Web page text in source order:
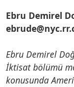
Ebru Demirel
Ebru Demirel
İktisat bölümü
konusunda